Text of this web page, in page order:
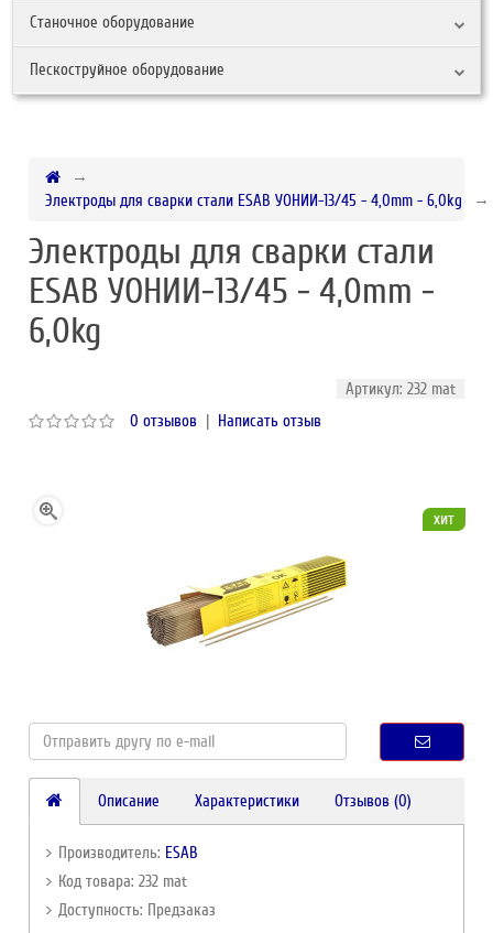
Станочное оборудование
Пескоструйное оборудование
Электроды для сварки стали ESAB УОНИИ-13/45 - 4,0mm - 6,0kg
Электроды для сварки стали
ESAB УОНИИ-13/45 - 4,0mm -
6,0kg
Артикул: 232 mat
0 отзывов | Написать отзыв
хит
Описание Характеристики Отзывов (0)
Производитель: ESAB
Код товара: 232 mat
Доступность: Предзаказ